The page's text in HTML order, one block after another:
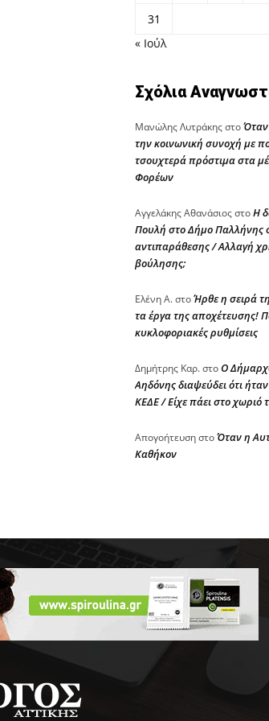
31
« Ιούλ
Σχόλια
Μανώλης ΛυτράκηςστοΌταν
την κοινωνική συνοχή με
τσουχτερά πρόστιμα στα
Φορέων
Αγγελάκης ΑθανάσιοςστοΗ
Πουλή στο Δήμο Παλλήνης
αντιπαράθεσης / Αλλαγή
βούλησης;
Ελένη Α.στοΉρθε η σειρά
τα έργα της αποχέτευσης!
κυκλοφοριακές ρυθμίσεις
Δημήτρης Καρ.στοΟ
Αηδόνης διαψεύδει ότι
ΚΕΔΕ / Είχε πάει στο χωριό
ΑπογοήτευσηστοΌταν η
Καθήκον